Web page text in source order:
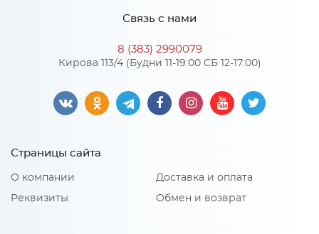
Связь с нами
8 (383) 2990079
Кирова 113/4 (Будни 11-19:00 СБ 12-17:00)
Страницы сайта
О компании
Реквизиты
Доставка и оплата
Обмен и возврат